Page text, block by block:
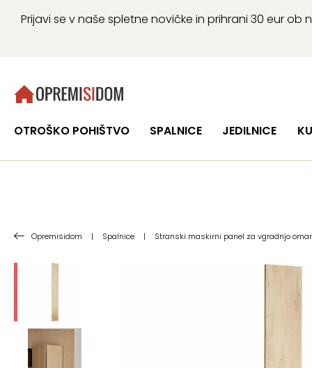
Prijavi se v naše spletne novičke in prihrani 30 eur
OTROŠKO POHIŠTVO SPALNICE JEDILNICE
Opremisidom | Spalnice | Stranski maskirni panel za vgradnjo